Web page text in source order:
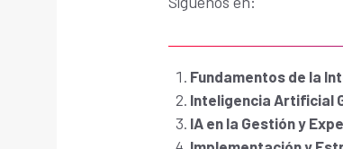
Fundamentos de la
Inteligencia Artificial
IA en la Gestión y